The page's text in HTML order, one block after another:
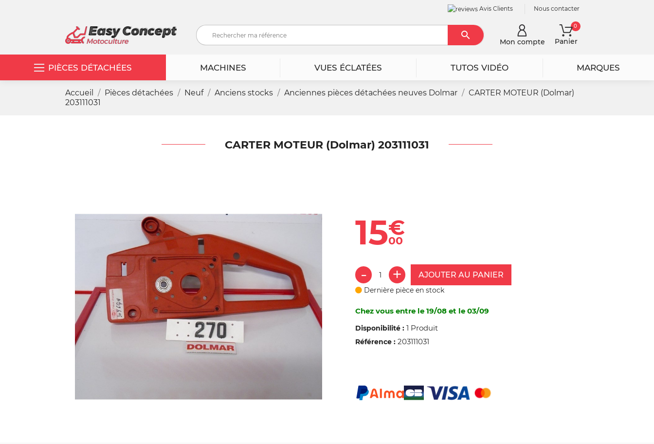
Avis Clients Nous contacter
RechercherMon compte Panier
0
PIÈCES DÉTACHÉES MACHINES VUES ÉCLATÉES TUTOS VIDÉO MARQUES
Accueil Pièces détachées Neuf Anciens stocks Anciennes pièces détachées neuves Dolmar
CARTER MOTEUR (Dolmar)
203111031
CARTER MOTEUR (Dolmar) 203111031
15€
00
AJOUTER AU PANIER
Dernière pièce en stock
Chez vous entre le 19/08 et le 03/09
Disponibilité : 1 Produit
Référence : 203111031